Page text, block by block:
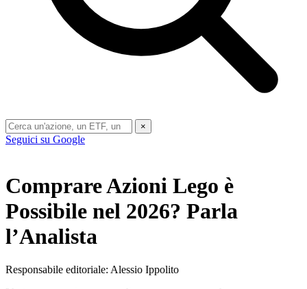
×
Seguici su Google
Comprare Azioni Lego è
Possibile nel 2026? Parla
l’Analista
Responsabile editoriale: Alessio Ippolito